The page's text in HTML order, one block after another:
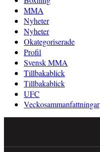
MMA
Nyheter
Nyheter
Okategoriserade
Profil
Svensk MMA
Tillbakablick
Tillbakablick
UFC
Veckosammanfattningar